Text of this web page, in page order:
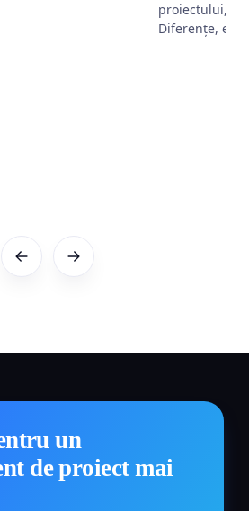
proiectului,
Diferențe,
un
de proiect mai